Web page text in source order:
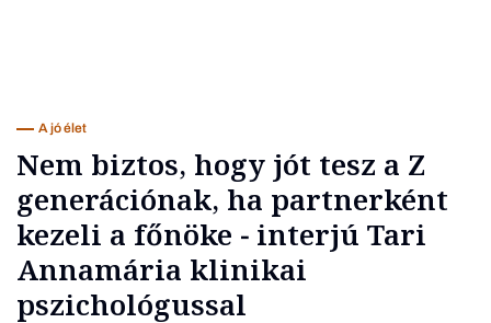
A jó élet
Nem biztos, hogy jót tesz a Z
generációnak, ha partnerként
kezeli a főnöke − interjú Tari
Annamária klinikai
pszichológussal